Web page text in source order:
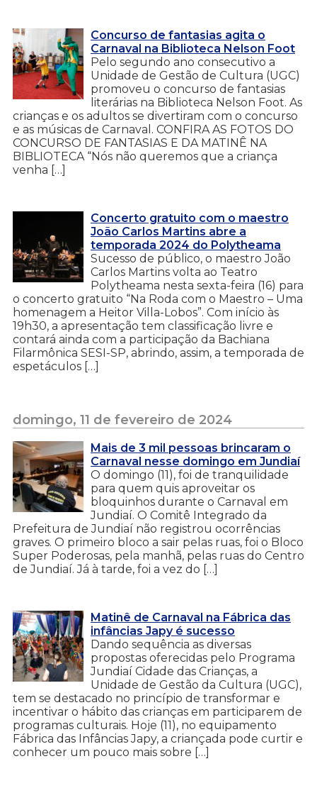
Concurso de fantasias agita o
Carnaval na Biblioteca Nelson Foot
Pelo segundo ano consecutivo a
Unidade de Gestão de Cultura (UGC)
promoveu o concurso de fantasias
literárias na Biblioteca Nelson Foot. As
crianças e os adultos se divertiram com o concurso
e as músicas de Carnaval. CONFIRA AS FOTOS DO
CONCURSO DE FANTASIAS E DA MATINÊ NA
BIBLIOTECA “Nós não queremos que a criança
venha […]
Concerto gratuito com o maestro
João Carlos Martins abre a
temporada 2024 do Polytheama
Sucesso de público, o maestro João
Carlos Martins volta ao Teatro
Polytheama nesta sexta-feira (16) para
o concerto gratuito “Na Roda com o Maestro – Uma
homenagem a Heitor Villa-Lobos”. Com início às
19h30, a apresentação tem classificação livre e
contará ainda com a participação da Bachiana
Filarmônica SESI-SP, abrindo, assim, a temporada de
espetáculos […]
domingo, 11 de fevereiro de 2024
Mais de 3 mil pessoas brincaram o
Carnaval nesse domingo em Jundiaí
O domingo (11), foi de tranquilidade
para quem quis aproveitar os
bloquinhos durante o Carnaval em
Jundiaí. O Comitê Integrado da
Prefeitura de Jundiaí não registrou ocorrências
graves. O primeiro bloco a sair pelas ruas, foi o Bloco
Super Poderosas, pela manhã, pelas ruas do Centro
de Jundiaí. Já à tarde, foi a vez do […]
Matinê de Carnaval na Fábrica das
infâncias Japy é sucesso
Dando sequência as diversas
propostas oferecidas pelo Programa
Jundiaí Cidade das Crianças, a
Unidade de Gestão da Cultura (UGC),
tem se destacado no princípio de transformar e
incentivar o hábito das crianças em participarem de
programas culturais. Hoje (11), no equipamento
Fábrica das Infâncias Japy, a criançada pode curtir e
conhecer um pouco mais sobre […]